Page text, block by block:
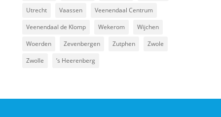
Utrecht
Vaassen
Veenendaal Centrum
Veenendaal de Klomp
Wekerom
Wijchen
Woerden
Zevenbergen Zutphen
Zwole
Zwolle
’s Heerenberg